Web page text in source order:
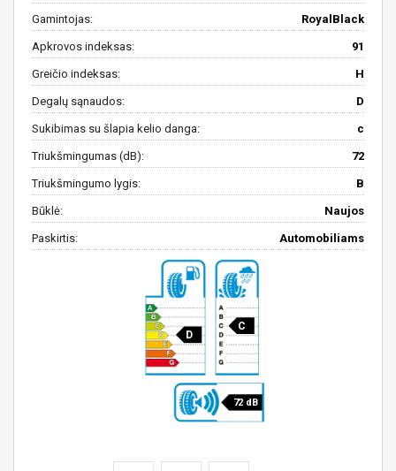
Gamintojas: RoyalBlack
Apkrovos indeksas: 91
Greičio indeksas: H
Degalų sąnaudos: D
Sukibimas su šlapia kelio danga: c
Triukšmingumas (dB): 72
Triukšmingumo lygis: B
Būklė: Naujos
Paskirtis: Automobiliams
D
C
72 dB